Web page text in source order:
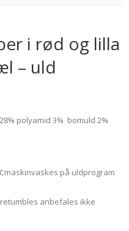
i rød og lilla
– uld
polyamid 3% bomuld 2%
maskinvaskes på uldprogram
anbefales ikke